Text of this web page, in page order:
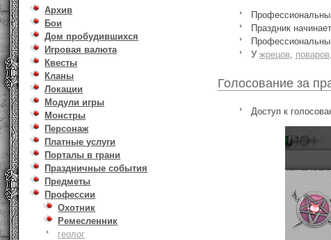
Архив
Бои
Дом пробудившихся
Игровая валюта
Квесты
Кланы
Локации
Модули игры
Монстры
Персонаж
Платные услуги
Порталы в грани
Праздничные события
Предметы
Профессии
Охотник
Ремесленник
геолог
Праздник
У жрецов, поваров,
Голосование за
Доступ к